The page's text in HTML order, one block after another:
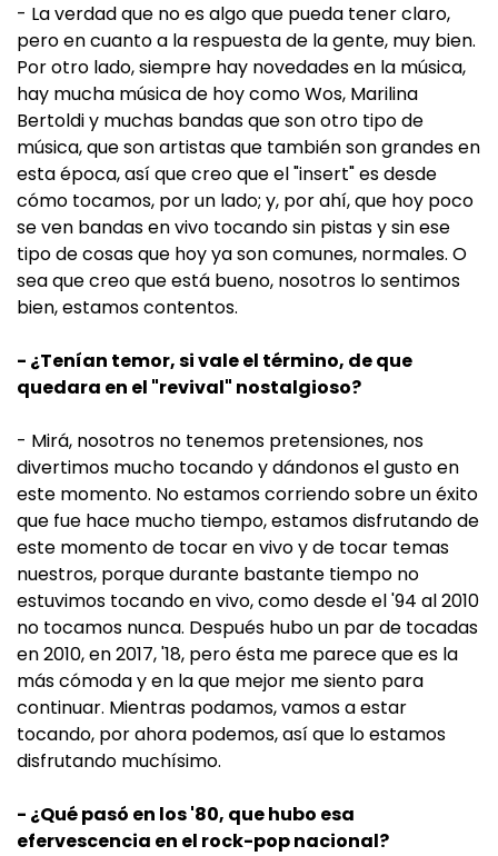
- La verdad que no es algo que pueda tener claro,
pero en cuanto a la respuesta de la gente, muy bien.
Por otro lado, siempre hay novedades en la música,
hay mucha música de hoy como Wos, Marilina
Bertoldi y muchas bandas que son otro tipo de
música, que son artistas que también son grandes en
esta época, así que creo que el "insert" es desde
cómo tocamos, por un lado; y, por ahí, que hoy poco
se ven bandas en vivo tocando sin pistas y sin ese
tipo de cosas que hoy ya son comunes, normales. O
sea que creo que está bueno, nosotros lo sentimos
bien, estamos contentos.
- ¿Tenían temor, si vale el término, de que
quedara en el "revival" nostalgioso?
- Mirá, nosotros no tenemos pretensiones, nos
divertimos mucho tocando y dándonos el gusto en
este momento. No estamos corriendo sobre un éxito
que fue hace mucho tiempo, estamos disfrutando de
este momento de tocar en vivo y de tocar temas
nuestros, porque durante bastante tiempo no
estuvimos tocando en vivo, como desde el '94 al 2010
no tocamos nunca. Después hubo un par de tocadas
en 2010, en 2017, '18, pero ésta me parece que es la
más cómoda y en la que mejor me siento para
continuar. Mientras podamos, vamos a estar
tocando, por ahora podemos, así que lo estamos
disfrutando muchísimo.
- ¿Qué pasó en los '80, que hubo esa
efervescencia en el rock-pop nacional?